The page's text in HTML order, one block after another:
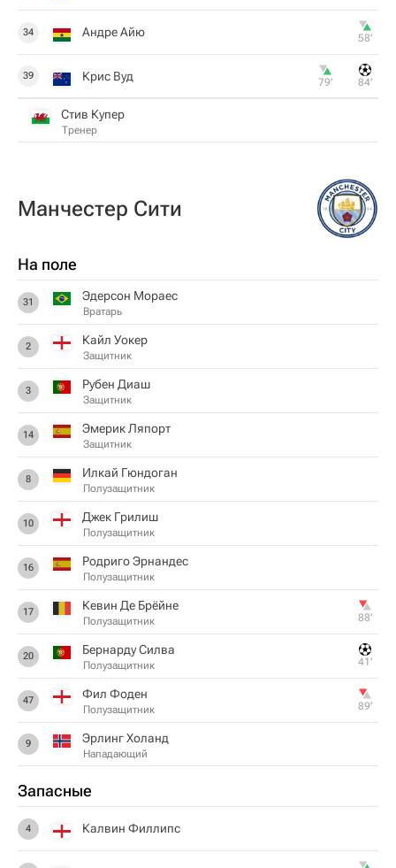
34 Андре Айю 58‎’‎
39 Крис Вуд 79‎’‎ 84‎’‎
Стив Купер
Тренер
Манчестер Сити
На поле
31 Эдерсон Мораес
Вратарь
2 Кайл Уокер
Защитник
3 Рубен Диаш
Защитник
14 Эмерик Ляпорт
Защитник
8 Илкай Гюндоган
Полузащитник
10 Джек Грилиш
Полузащитник
16 Родриго Эрнандес
Полузащитник
17 Кевин Де Брёйне
Полузащитник 88‎’‎
20 Бернарду Силва
Полузащитник 41‎’‎
47 Фил Фоден
Полузащитник 89‎’‎
9 Эрлинг Холанд
Нападающий
Запасные
4 Калвин Филлипс